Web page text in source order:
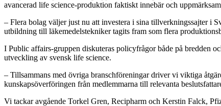
avancerad life science-produktion faktiskt innebär och
– Flera bolag väljer just nu att investera i sina tillverkningssajter i
utbildning till läkemedelstekniker tagits fram som flera
I Public affairs-gruppen diskuteras policyfrågor både på bredden
utveckling av svensk life science.
– Tillsammans med övriga branschföreningar driver vi viktiga
kunskapsöverföringen från medlemmarna till relevanta
Vi tackar avgående Torkel Gren, Recipharm och Kerstin Falck,